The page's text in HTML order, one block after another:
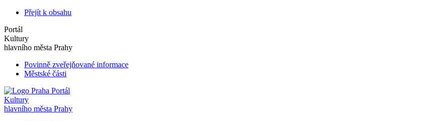
Přejít k obsahu
Portál
Kultury
hlavního města Prahy
Povinně zveřejňované informace
Městské části
Portál
Kultury
hlavního města Prahy